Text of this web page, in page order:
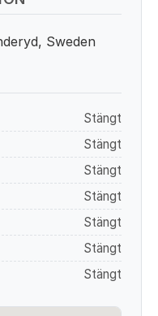
Sweden
Stängt
Stängt
Stängt
Stängt
Stängt
Stängt
Stängt